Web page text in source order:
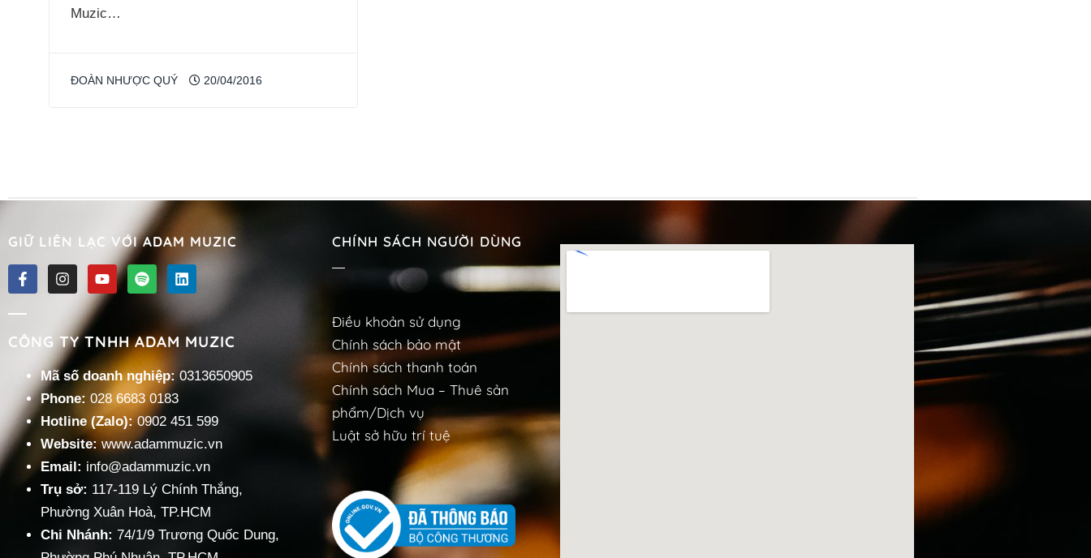
Muzic…
ĐOÀN NHƯỢC QUÝ 20/04/2016
GIỮ LIÊN LẠC VỚI ADAM MUZIC
CÔNG TY TNHH ADAM MUZIC
Mã số doanh nghiệp:0313650905
Phone: 028 6683 0183
Hotline (Zalo):0902 451 599
Website:www.adammuzic.vn
Email: info@adammuzic.vn
Trụ sở: 117-119 Lý Chính Thắng,
Phường Xuân Hoà, TP.HCM
Chi Nhánh: 74/1/9 Trương Quốc Dung,
CHÍNH SÁCH NGƯỜI DÙNG
Điều khoản sử dụng
Chính sách bảo mật
Chính sách thanh toán
Chính sách Mua – Thuê sản
phẩm/Dịch vụ
Luật sở hữu trí tuệ